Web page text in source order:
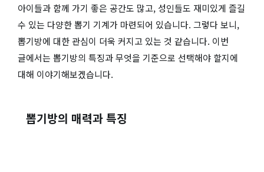
아이들과 함께 가기 좋은 공간도 많고, 성인들도 재미있게 즐길
수 있는 다양한 뽑기 기계가 마련되어 있습니다. 그렇다 보니,
뽑기방에 대한 관심이 더욱 커지고 있는 것 같습니다. 이번
글에서는 뽑기방의 특징과 무엇을 기준으로 선택해야 할지에
대해 이야기해보겠습니다.
뽑기방의 매력과 특징